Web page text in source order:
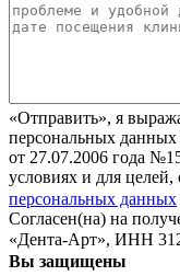
«Отправить», я
персональных данных
от 27.07.2006 года
условиях и для
персональных данных
Согласен(на) на
«Дента-Арт», ИНН
Вы защищены